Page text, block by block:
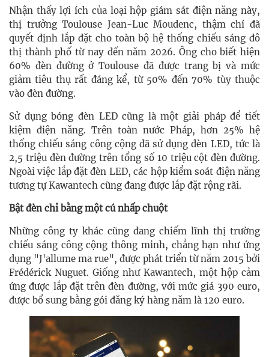
Nhận thấy lợi ích của loại hộp giám sát điện năng này,
thị trưởng Toulouse Jean-Luc Moudenc, thậm chí đã
quyết định lắp đặt cho toàn bộ hệ thống chiếu sáng đô
thị thành phố từ nay đến năm 2026. Ông cho biết hiện
60% đèn đường ở Toulouse đã được trang bị và mức
giảm tiêu thụ rất đáng kể, từ 50% đến 70% tùy thuộc
vào đèn đường.
Sử dụng bóng đèn LED cũng là một giải pháp để tiết
kiệm điện năng. Trên toàn nước Pháp, hơn 25% hệ
thống chiếu sáng công cộng đã sử dụng đèn LED, tức là
2,5 triệu đèn đường trên tổng số 10 triệu cột đèn đường.
Ngoài việc lắp đặt đèn LED, các hộp kiểm soát điện năng
tương tự Kawantech cũng đang được lắp đặt rộng rãi.
Bật đèn chỉ bằng một cú nhấp chuột
Những công ty khác cũng đang chiếm lĩnh thị trường
chiếu sáng công cộng thông minh, chẳng hạn như ứng
dụng "J'allume ma rue", được phát triển từ năm 2015 bởi
Frédérick Nuguet. Giống như Kawantech, một hộp cảm
ứng được lắp đặt trên đèn đường, với mức giá 390 euro,
được bổ sung bằng gói đăng ký hàng năm là 120 euro.